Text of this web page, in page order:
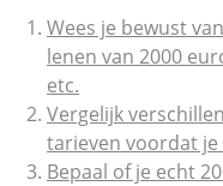
Wees je bewust
lenen van 2000
etc.
Vergelijk
tarieven voordat je
Bepaal of je echt